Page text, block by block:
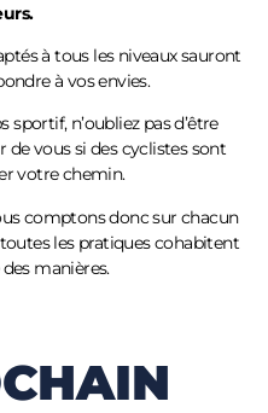
à tous les niveaux sauront
à vos envies.
n’oubliez pas d’être
vous si des cyclistes sont
votre chemin.
comptons donc sur chacun
les pratiques cohabitent
manières.